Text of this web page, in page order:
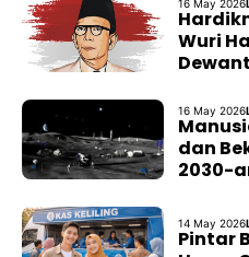
16 May 2026
Wuri
16 May 2026
dan
2030-
14 May 2026
Pintar